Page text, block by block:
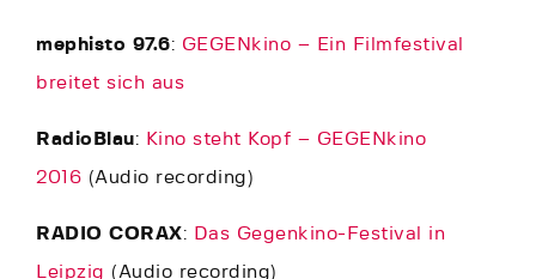
mephisto 97.6: GEGENkino – Ein Filmfestival
breitet sich aus
RadioBlau: Kino steht Kopf – GEGENkino
2016 (Audio recording)
RADIO CORAX: Das Gegenkino-Festival in
Leipzig (Audio recording)